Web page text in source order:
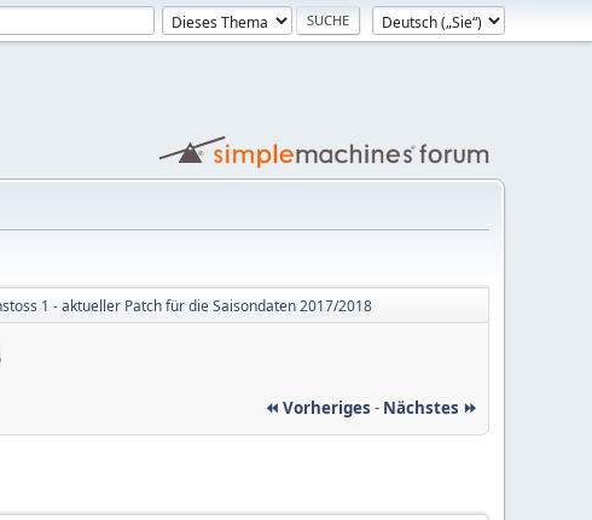
1 - aktueller Patch für die Saisondaten 2017/2018
⏪ Vorheriges - Nächstes ⏩